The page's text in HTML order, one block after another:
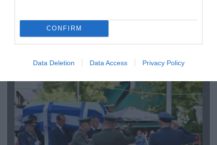
CONFIRM
Data Deletion Data Access Privacy Policy
06.08.2026 | 09:03
«Οι εντελώς αθώοι»: Η ανάρτηση του Αρκά για
τα ζώα που χάθηκαν στις πυρκαγιές της